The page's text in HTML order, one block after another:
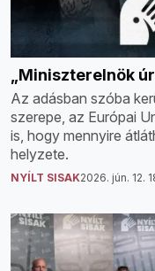
„Miniszterelnök
Az adásban szóba
szerepe, az Európai
is, hogy mennyire
helyzete.
NYÍLT SISAK2026. jún. 12.